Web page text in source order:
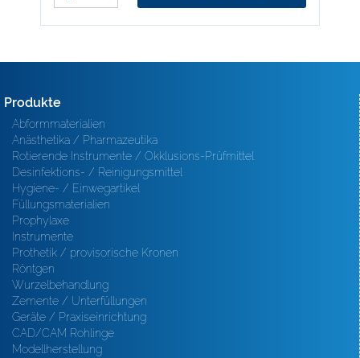
Produkte
Abformmaterialien
Anästhetika / Pharmazeutika
Rotierende Instrumente / Okklusions-Prüfmittel
Desinfektions- / Reinigungsmittel
Hygiene- / Einwegartikel
Füllungsmaterialien
Prophylaxe
Instrumente
Prothetik / provisorische Kronen
Röntgen
Wurzelbehandlung
Zemente / Unterfüllungen
Geräte / Praxiseinrichtung
CAD/CAM Rohlinge
Modellherstellung